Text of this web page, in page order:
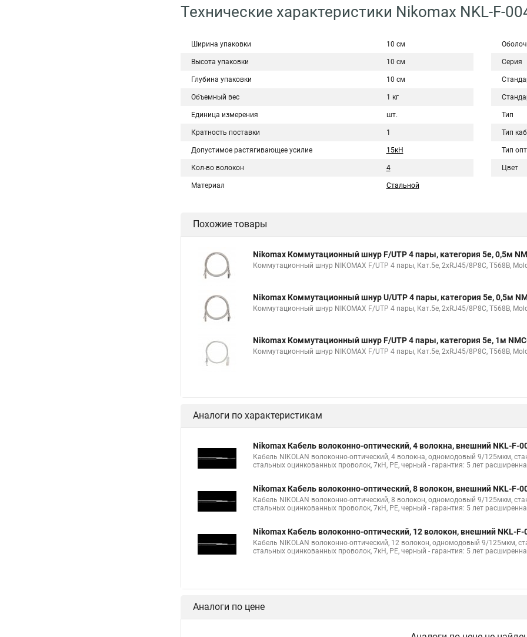
Технические характеристики Nikomax NKL-F-
Ширина упаковки 10 см
Высота упаковки 10 см
Глубина упаковки 10 см
Объемный вес 1 кг
Единица измерения шт.
Кратность поставки 1
Допустимое растягивающее усилие 15кН
Кол-во волокон 4
Материал Стальной
Серия
Тип
Тип
Тип
Цвет
Похожие товары
Nikomax Коммутационный шнур F/UTP 4 пары, категория 5е, 0,5м
Коммутационный шнур NIKOMAX F/UTP 4 пары, Кат.5е, 2хRJ45/8P8C, T568B,
Nikomax Коммутационный шнур U/UTP 4 пары, категория 5е, 0,5м
Коммутационный шнур NIKOMAX F/UTP 4 пары, Кат.5е, 2хRJ45/8P8C, T568B,
Nikomax Коммутационный шнур F/UTP 4 пары, категория 5е, 1м
Коммутационный шнур NIKOMAX F/UTP 4 пары, Кат.5е, 2хRJ45/8P8C, T568B,
Аналоги по характеристикам
Nikomax Кабель волоконно-оптический, 4 волокна, внешний NKL-F-
Кабель NIKOLAN волоконно-оптический, 4 волокна, одномодовый 9/125мкм,
стальных оцинкованных проволок, 7кН, PE, черный - гарантия: 5 лет
Nikomax Кабель волоконно-оптический, 8 волокон, внешний NKL-F-
Кабель NIKOLAN волоконно-оптический, 8 волокон, одномодовый 9/125мкм,
стальных оцинкованных проволок, 7кН, PE, черный - гарантия: 5 лет
Nikomax Кабель волоконно-оптический, 12 волокон, внешний NKL-F-
Кабель NIKOLAN волоконно-оптический, 12 волокон, одномодовый 9/125мкм,
стальных оцинкованных проволок, 7кН, PE, черный - гарантия: 5 лет
Аналоги по цене